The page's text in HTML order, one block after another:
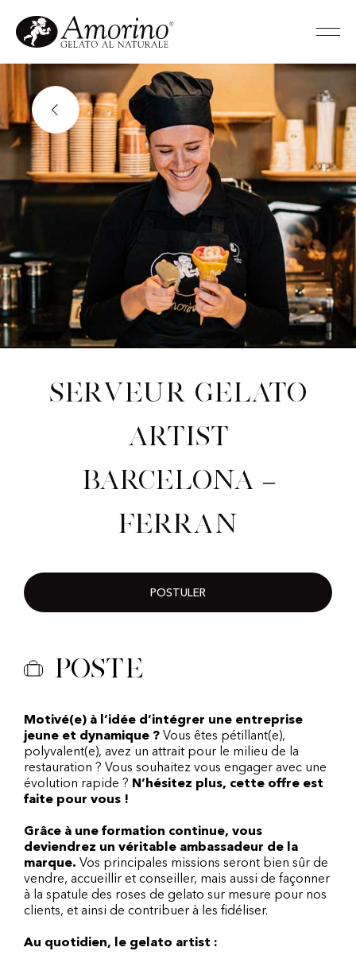
Serveur Gelato
Artist
Barcelona –
Ferran
POSTULER
Poste
Motivé(e) à l’idée d’intégrer une entreprise
jeune et dynamique ? Vous êtes pétillant(e),
polyvalent(e), avez un attrait pour le milieu de la
restauration ? Vous souhaitez vous engager avec une
évolution rapide ? N’hésitez plus, cette offre est
faite pour vous !
Grâce à une formation continue, vous
deviendrez un véritable ambassadeur de la
marque. Vos principales missions seront bien sûr de
vendre, accueillir et conseiller, mais aussi de façonner
à la spatule des roses de gelato sur mesure pour nos
clients, et ainsi de contribuer à les fidéliser.
Au quotidien, le gelato artist :